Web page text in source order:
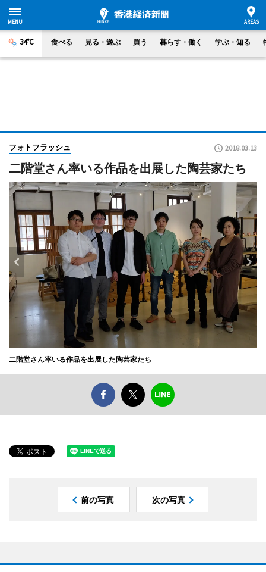
34°C 食べる 見る・遊ぶ 買う 暮らす・働く 学ぶ・知る
フォトフラッシュ 2018.03.13
二階堂さん率いる作品を出展した陶芸家たち
二階堂さん率いる作品を出展した陶芸家たち
前の写真 次の写真